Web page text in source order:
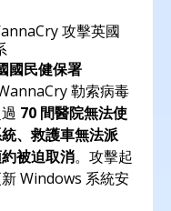
攻擊英國
國民健保署
勒索病毒
70 間醫院無法使
、救護車無法派
被迫取消。攻擊起
Windows 系統安